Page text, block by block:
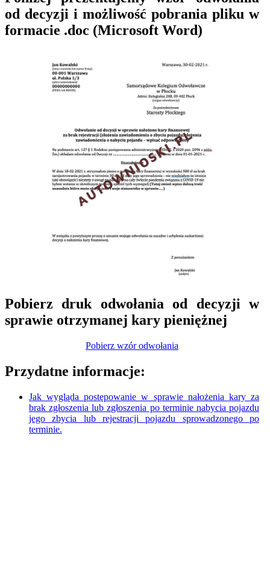
od decyzji i możliwość pobrania pliku w
formacie .doc (Microsoft Word)
Pobierz druk odwołania od decyzji w
sprawie otrzymanej kary pieniężnej
Pobierz wzór odwołania
Przydatne informacje:
Jak wygląda postępowanie w sprawie nałożenia kary za
brak zgłoszenia lub zgłoszenia po terminie nabycia pojazdu
jego zbycia lub rejestracji pojazdu sprowadzonego po
terminie.